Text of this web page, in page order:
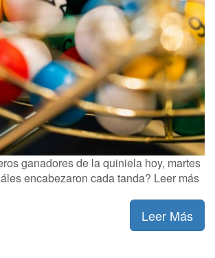
ganadores de la quiniela hoy, martes
encabezaron cada tanda? Leer más
Leer Más